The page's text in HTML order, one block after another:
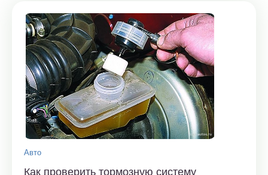
Авто
Как проверить тормозную систему